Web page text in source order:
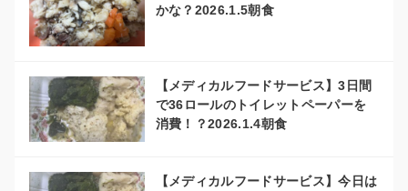
かな？2026.1.5朝食
【メディカルフードサービス】3日間
で36ロールのトイレットペーパーを
消費！？2026.1.4朝食
【メディカルフードサービス】今日は